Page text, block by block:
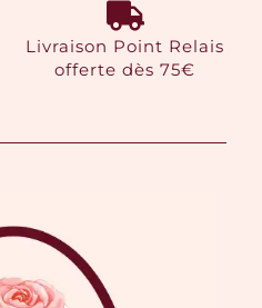
Livraison Point Relais
offerte dès 75€